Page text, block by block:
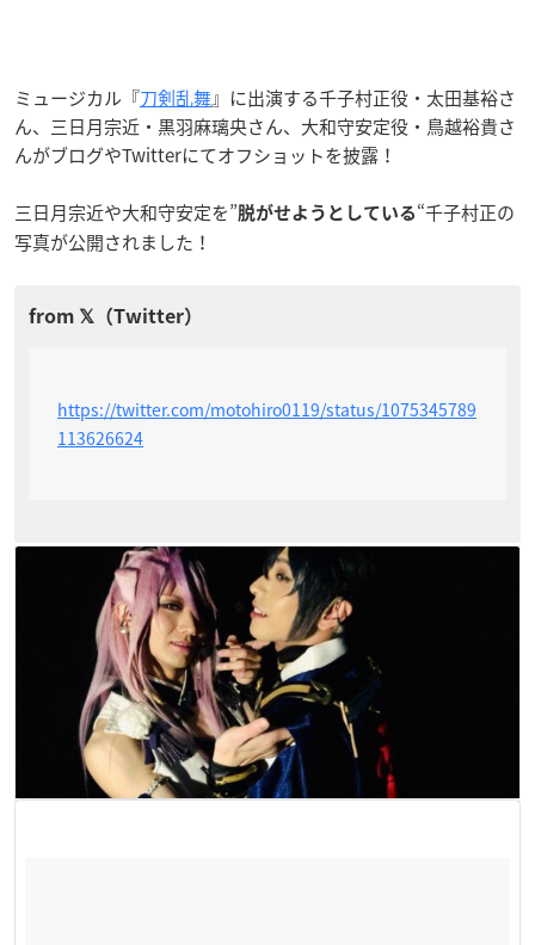
ミュージカル『刀剣乱舞』に出演する千子村正役・太田基裕さ
ん、三日月宗近・黒羽麻璃央さん、大和守安定役・鳥越裕貴さ
んがブログやTwitterにてオフショットを披露！
三日月宗近や大和守安定を”脱がせようとしている “千子村正の
写真が公開されました！
https://twitter.com/motohiro0119/status/1075345789
113626624